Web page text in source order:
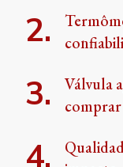
Válvula